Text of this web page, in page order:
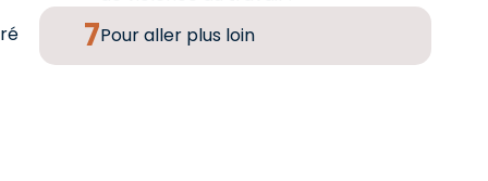
Pour aller plus loin